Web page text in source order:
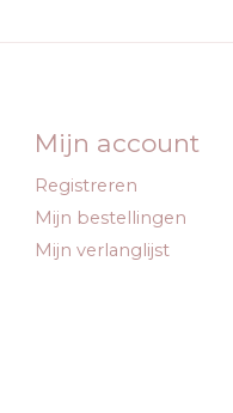
Mijn account
Registreren
Mijn bestellingen
Mijn verlanglijst